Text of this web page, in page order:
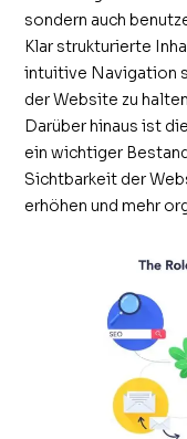
sondern auch
Klar strukturierte
intuitive Navigation
der Website zu
Darüber hinaus ist
ein wichtiger
Sichtbarkeit der
erhöhen und mehr